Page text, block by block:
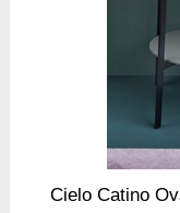
Cielo Catino